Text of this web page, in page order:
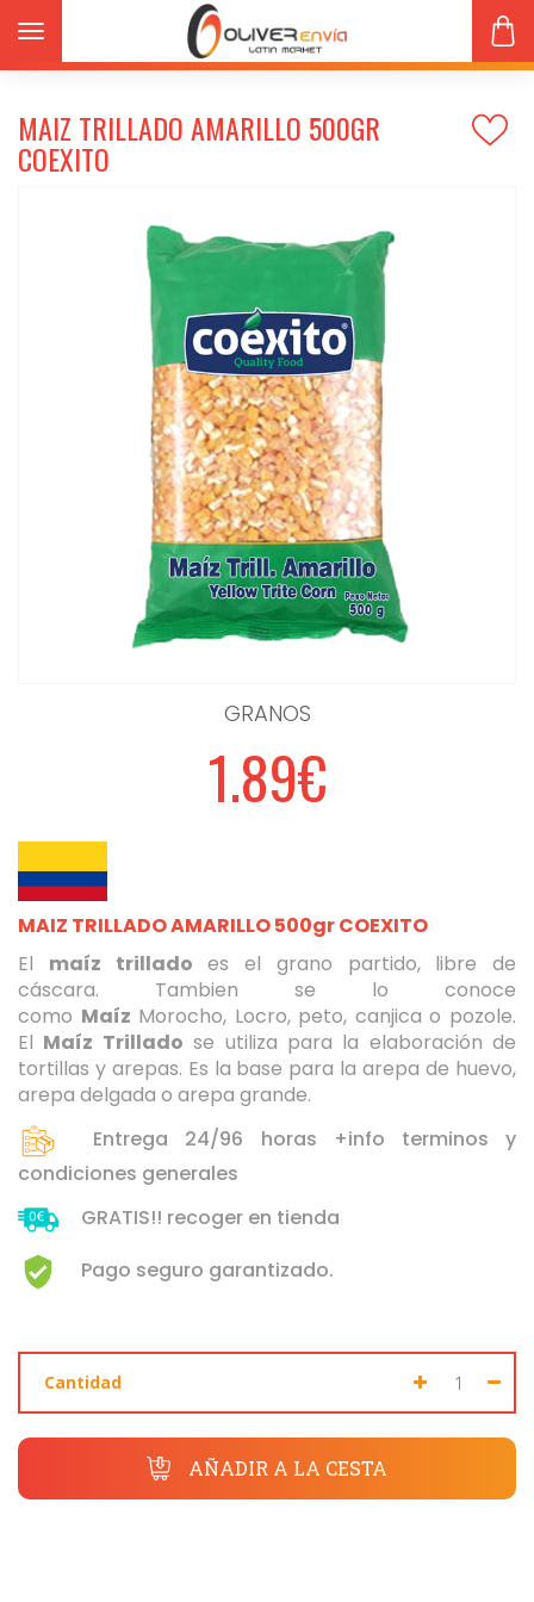
Seleccione dónde buscar
Toggle navigation
MAIZ TRILLADO AMARILLO 500gr COEXITO
MAIZ TRILLADO AMARILLO 500GR
COEXITO
GRANOS
1.89€
MAIZ TRILLADO AMARILLO 500gr COEXITO
El maíz trillado es el grano partido, libre de
cáscara. Tambien se lo conoce
como Maíz Morocho, Locro, peto, canjica o pozole.
El Maíz Trillado se utiliza para la elaboración de
tortillas y arepas. Es la base para la arepa de huevo,
arepa delgada o arepa grande.
Entrega 24/96 horas +info terminos y
condiciones generales
GRATIS!! recoger en tienda
Pago seguro garantizado.
Cantidad
AÑADIR A LA CESTA